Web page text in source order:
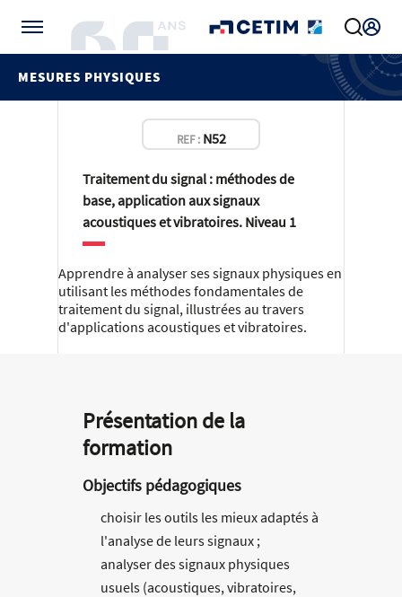
MESURES PHYSIQUES
REF : N52
Traitement du signal : méthodes de
base, application aux signaux
acoustiques et vibratoires. Niveau 1
Apprendre à analyser ses signaux physiques en
utilisant les méthodes fondamentales de
traitement du signal, illustrées au travers
d'applications acoustiques et vibratoires.
Présentation de la
formation
Objectifs pédagogiques
choisir les outils les mieux adaptés à
l'analyse de leurs signaux ;
analyser des signaux physiques
usuels (acoustiques, vibratoires,